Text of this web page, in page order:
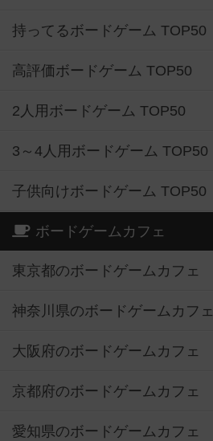
持ってるボードゲーム TOP50
高評価ボードゲーム TOP50
2人用ボードゲーム TOP50
3～4人用ボードゲーム TOP50
子供向けボードゲーム TOP50
ボードゲームカフェ
東京都のボードゲームカフェ
神奈川県のボードゲームカフェ
大阪府のボードゲームカフェ
京都府のボードゲームカフェ
愛知県のボードゲームカフェ